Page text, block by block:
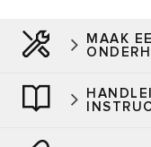
MAAK